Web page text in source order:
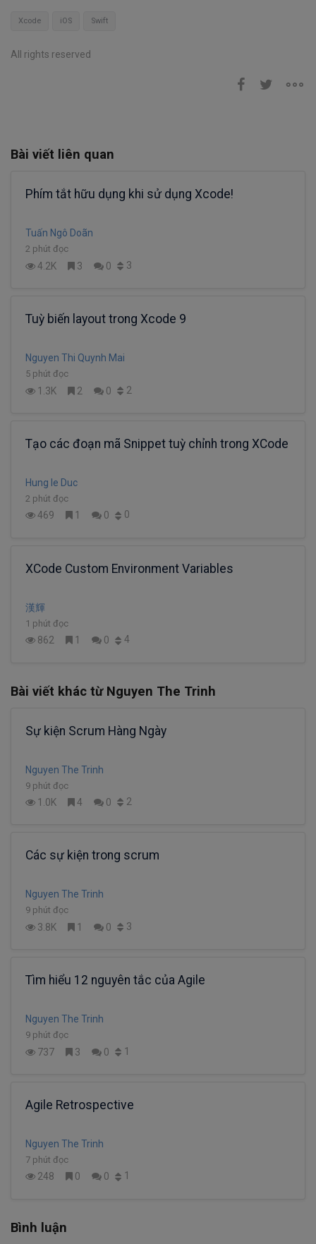
Xcode iOS Swift
All rights reserved
Bài viết liên quan
Phím tắt hữu dụng khi sử dụng Xcode!
Tuấn Ngô Doãn
2 phút đọc
4.2K 3 0 3
Tuỳ biến layout trong Xcode 9
Nguyen Thi Quynh Mai
5 phút đọc
1.3K 2 0 2
Tạo các đoạn mã Snippet tuỳ chỉnh trong XCode
Hung le Duc
2 phút đọc
469 1 0 0
XCode Custom Environment Variables
漢輝
1 phút đọc
862 1 0 4
Bài viết khác từ Nguyen The Trinh
Sự kiện Scrum Hàng Ngày
Nguyen The Trinh
9 phút đọc
1.0K 4 0 2
Các sự kiện trong scrum
Nguyen The Trinh
9 phút đọc
3.8K 1 0 3
Tìm hiểu 12 nguyên tắc của Agile
Nguyen The Trinh
9 phút đọc
737 3 0 1
Agile Retrospective
Nguyen The Trinh
7 phút đọc
248 0 0 1
Bình luận